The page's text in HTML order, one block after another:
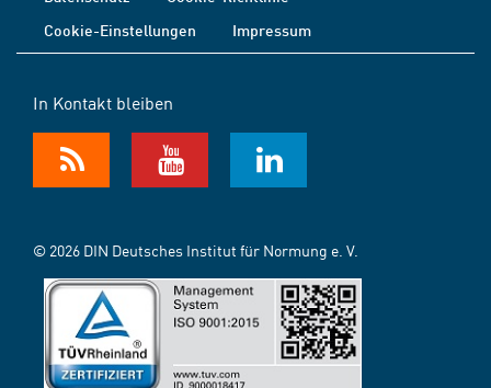
Cookie-Einstellungen
Impressum
In Kontakt bleiben
© 2026 DIN Deutsches Institut für Normung e. V.